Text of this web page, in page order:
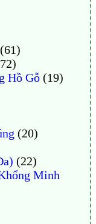
Hồ Gỗ(19)
(20)
(22)
Minh